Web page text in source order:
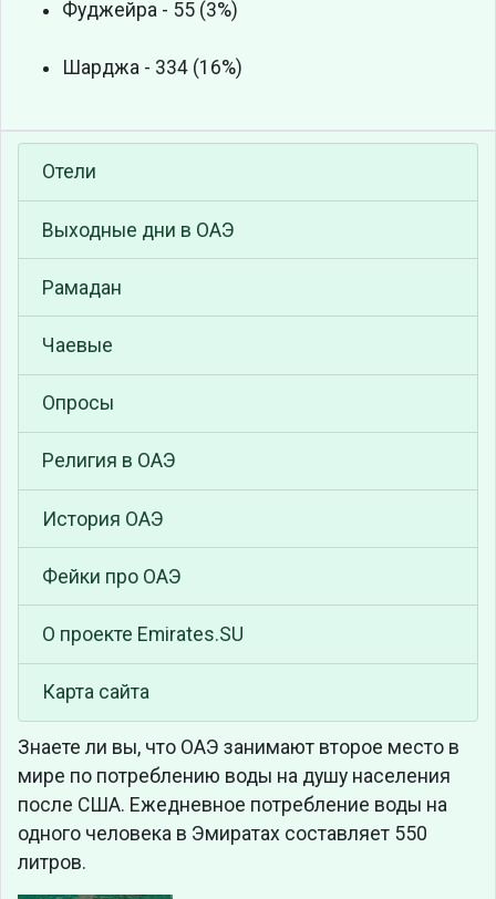
Фуджейра - 55 (3%)
Шарджа - 334 (16%)
Отели
Выходные дни в ОАЭ
Рамадан
Чаевые
Опросы
Религия в ОАЭ
История ОАЭ
Фейки про ОАЭ
О проекте Emirates.SU
Карта сайта
Знаете ли вы, что ОАЭ занимают второе место в
мире по потреблению воды на душу населения
после США. Ежедневное потребление воды на
одного человека в Эмиратах составляет 550
литров.